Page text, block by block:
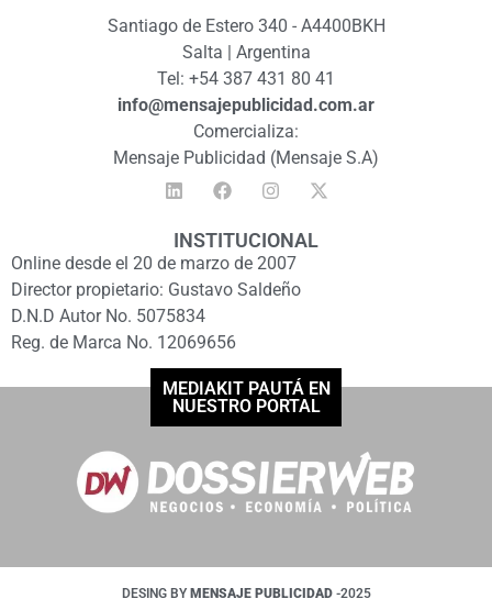
Santiago de Estero 340 - A4400BKH
Salta | Argentina
Tel: +54 387 431 80 41
info@mensajepublicidad.com.ar
Comercializa:
Mensaje Publicidad (Mensaje S.A)
INSTITUCIONAL
Online desde el 20 de marzo de 2007
Director propietario: Gustavo Saldeño
D.N.D Autor No. 5075834
Reg. de Marca No. 12069656
MEDIAKIT PAUTÁ EN
NUESTRO PORTAL
DESING BY MENSAJE PUBLICIDAD -2025